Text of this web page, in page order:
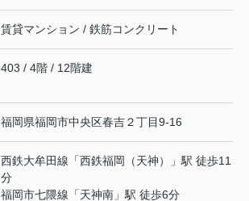
賃貸マンション / 鉄筋コンクリート
403 / 4階 / 12階建
福岡県福岡市中央区春吉２丁目9-16
西鉄大牟田線 「西鉄福岡（天神）
」駅 徒歩11
分
福岡市七隈線 「天神南 」駅 徒歩6分